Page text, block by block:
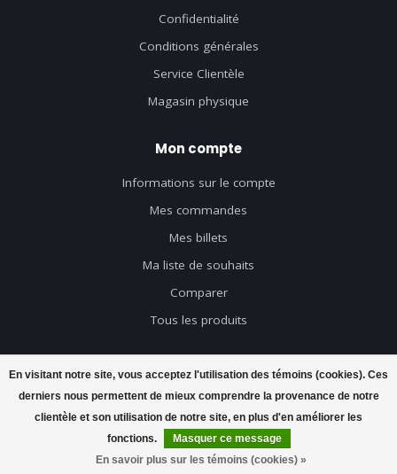
En visitant notre site, vous acceptez l'utilisation des témoins (cookies). Ces
derniers nous permettent de mieux comprendre la provenance de notre
clientèle et son utilisation de notre site, en plus d'en améliorer les
fonctions.
Masquer ce message
En savoir plus sur les témoins (cookies) »
Confidentialité
Conditions générales
Service Clientèle
Magasin physique
Mon compte
Informations sur le compte
Mes commandes
Mes billets
Ma liste de souhaits
Comparer
Tous les produits
© Copyright 2026 Axeswar Design - Powered byLightspeed- Theme by
Dyvelopment
FILTRES